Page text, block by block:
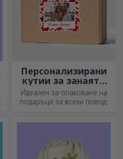
Персонализирани
кутии за занаяти
със стикери
Идеален за опаковане на
подаръци за всеки повод.